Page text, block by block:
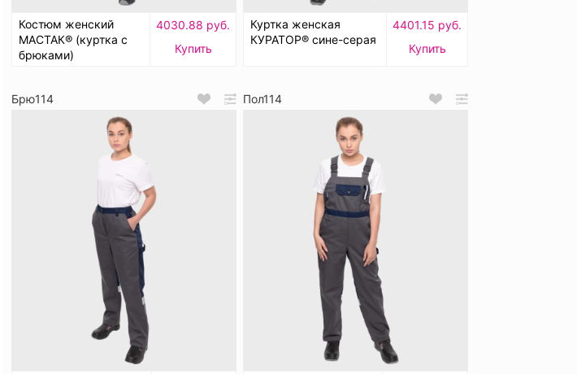
Костюм женский
МАСТАК® (куртка с
брюками)
4030.88 руб.
Купить
Куртка женская
КУРАТОР® сине-серая
4401.15 руб.
Купить
Брю114 Пол114